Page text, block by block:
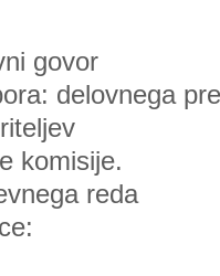
govor
delovnega
komisije.
reda